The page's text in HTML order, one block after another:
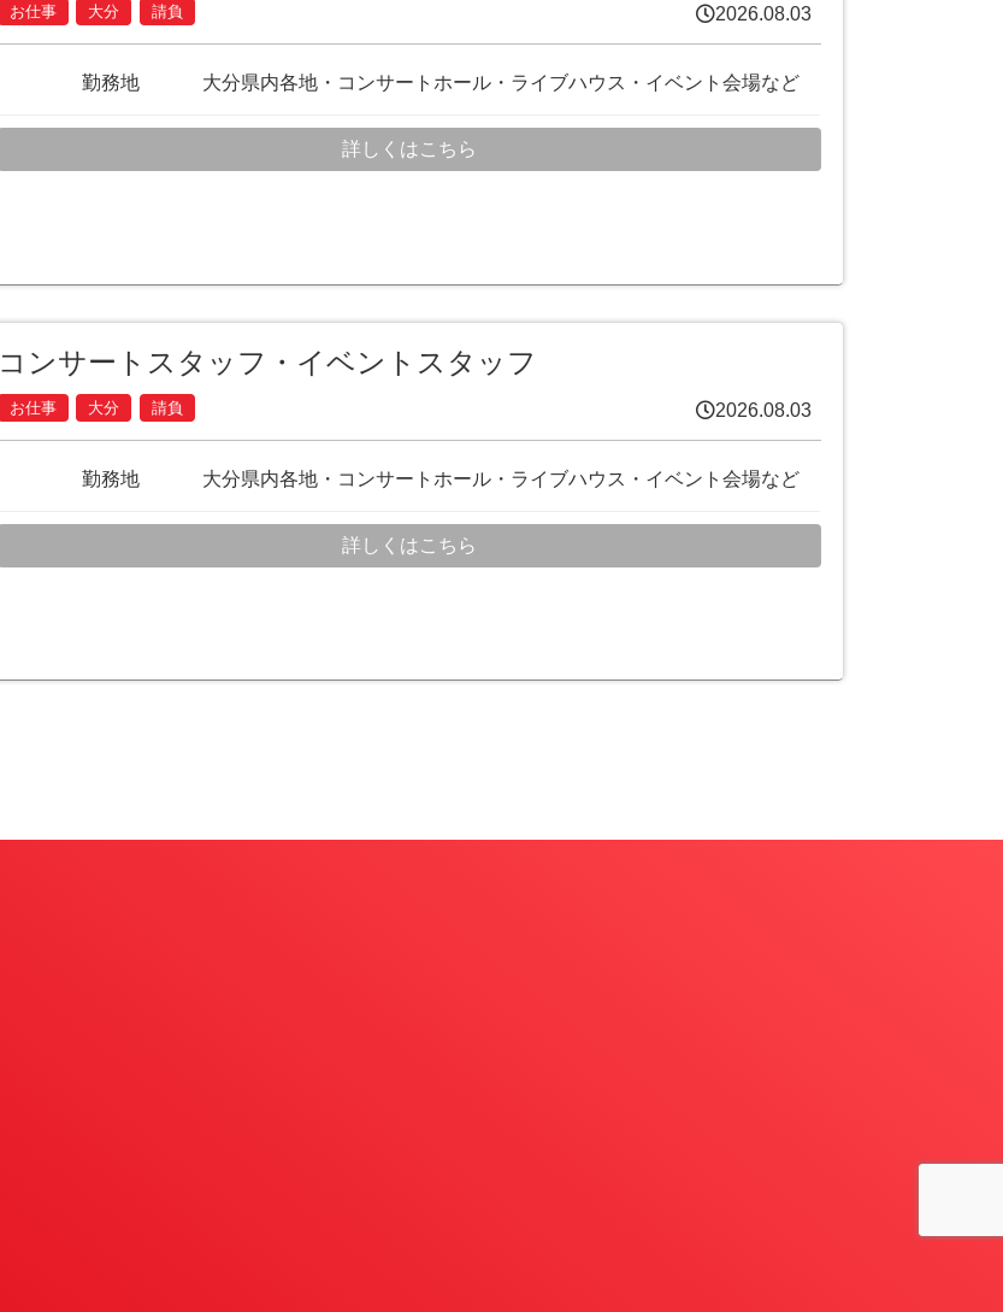
お仕事 大分 請負 2026.08.03
勤務地 大分県内各地・コンサートホール・ライブハウス・イベント会場など
詳しくはこちら
コンサートスタッフ・イベントスタッフ
お仕事 大分 請負 2026.08.03
勤務地 大分県内各地・コンサートホール・ライブハウス・イベント会場など
詳しくはこちら